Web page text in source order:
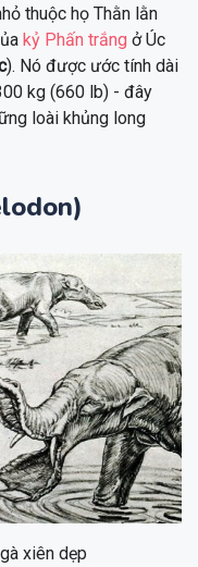
thuộc họ Thằn lằn
kỷ Phấn trắng ở Úc
). Nó được ước tính dài
kg (660 lb) - đây
loài khủng long
xiên dẹp